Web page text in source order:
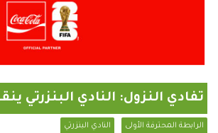
تفادي النزول: النادي البنزرتي
الرابطة المحترفة الأولى النادي البنزرتي